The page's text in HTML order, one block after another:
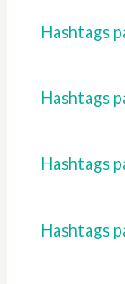
Hashtags
Hashtags
Hashtags
Hashtags